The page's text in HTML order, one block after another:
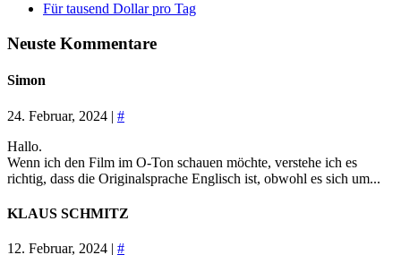
Für tausend Dollar pro Tag
Neuste Kommentare
Simon
24. Februar, 2024 | #
Hallo.
Wenn ich den Film im O-Ton schauen möchte, verstehe ich es
richtig, dass die Originalsprache Englisch ist, obwohl es sich um...
KLAUS SCHMITZ
12. Februar, 2024 | #